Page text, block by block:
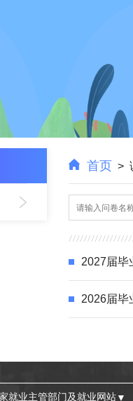
首页 >
2027届毕
2026届毕
就业主管部门及就业网站▼